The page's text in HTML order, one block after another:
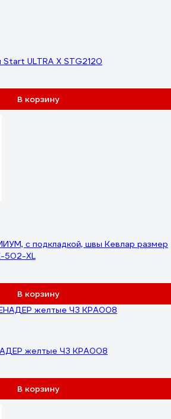
Start ULTRA X STG2120
В корзину
с подкладкой, швы Кевлар размер
502-XL
В корзину
желтые ЧЗ КРА008
В корзину